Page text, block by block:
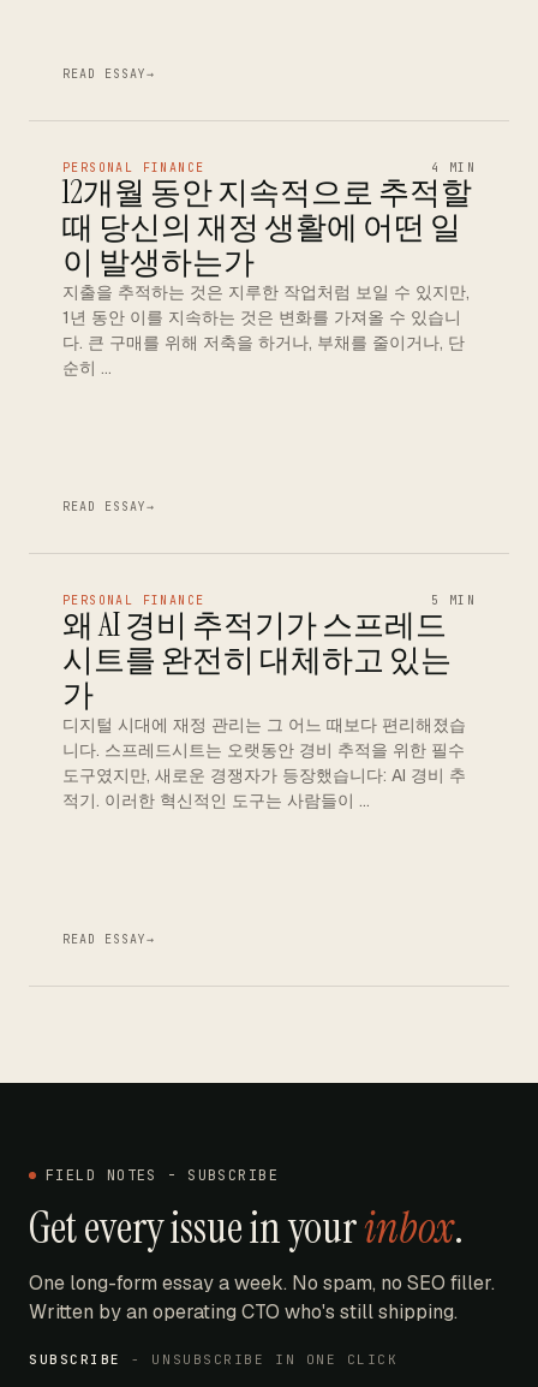
READ ESSAY→
PERSONAL FINANCE 4 MIN
12개월 동안 지속적으로 추적할
때 당신의 재정 생활에 어떤 일
이 발생하는가
지출을 추적하는 것은 지루한 작업처럼 보일 수 있지만,
1년 동안 이를 지속하는 것은 변화를 가져올 수 있습니
다. 큰 구매를 위해 저축을 하거나, 부채를 줄이거나, 단
순히 …
READ ESSAY→
PERSONAL FINANCE 5 MIN
왜 AI 경비 추적기가 스프레드
시트를 완전히 대체하고 있는
가
디지털 시대에 재정 관리는 그 어느 때보다 편리해졌습
니다. 스프레드시트는 오랫동안 경비 추적을 위한 필수
도구였지만, 새로운 경쟁자가 등장했습니다: AI 경비 추
적기. 이러한 혁신적인 도구는 사람들이 …
READ ESSAY→
FIELD NOTES - SUBSCRIBE
Get every issue in yourinbox.
One long-form essay a week. No spam, no SEO filler.
Written by an operating CTO who's still shipping.
SUBSCRIBE - UNSUBSCRIBE IN ONE CLICK